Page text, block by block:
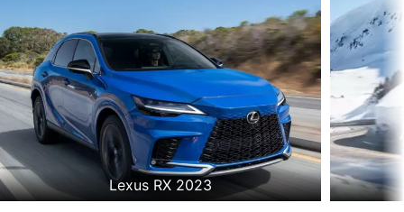
Lexus RX 2023